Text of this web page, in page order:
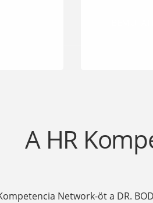
A HR
Network-öt a DR.